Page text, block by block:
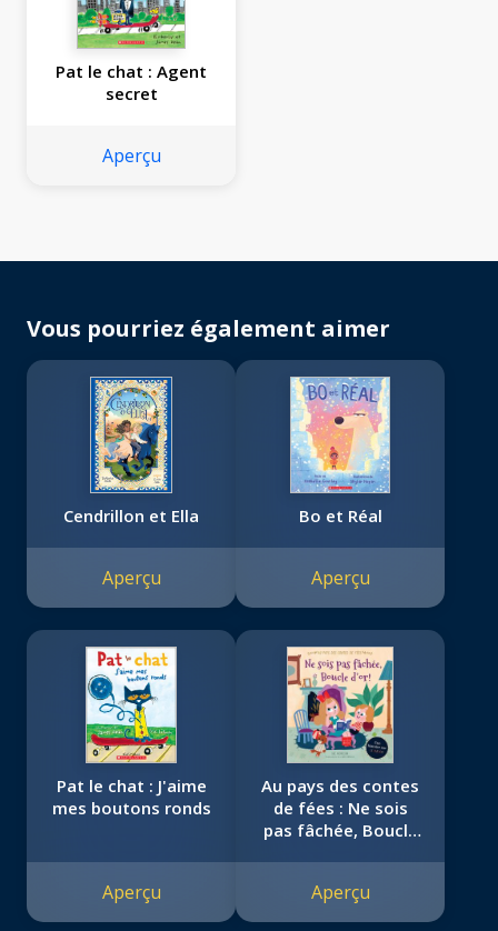
Pat le chat : Agent
secret
Aperçu
Vous pourriez également aimer
Cendrillon et Ella
Aperçu
Bo et Réal
Aperçu
Pat le chat : J'aime
mes boutons ronds
Aperçu
Au pays des contes
de fées : Ne sois
pas fâchée, Boucle
Aperçu